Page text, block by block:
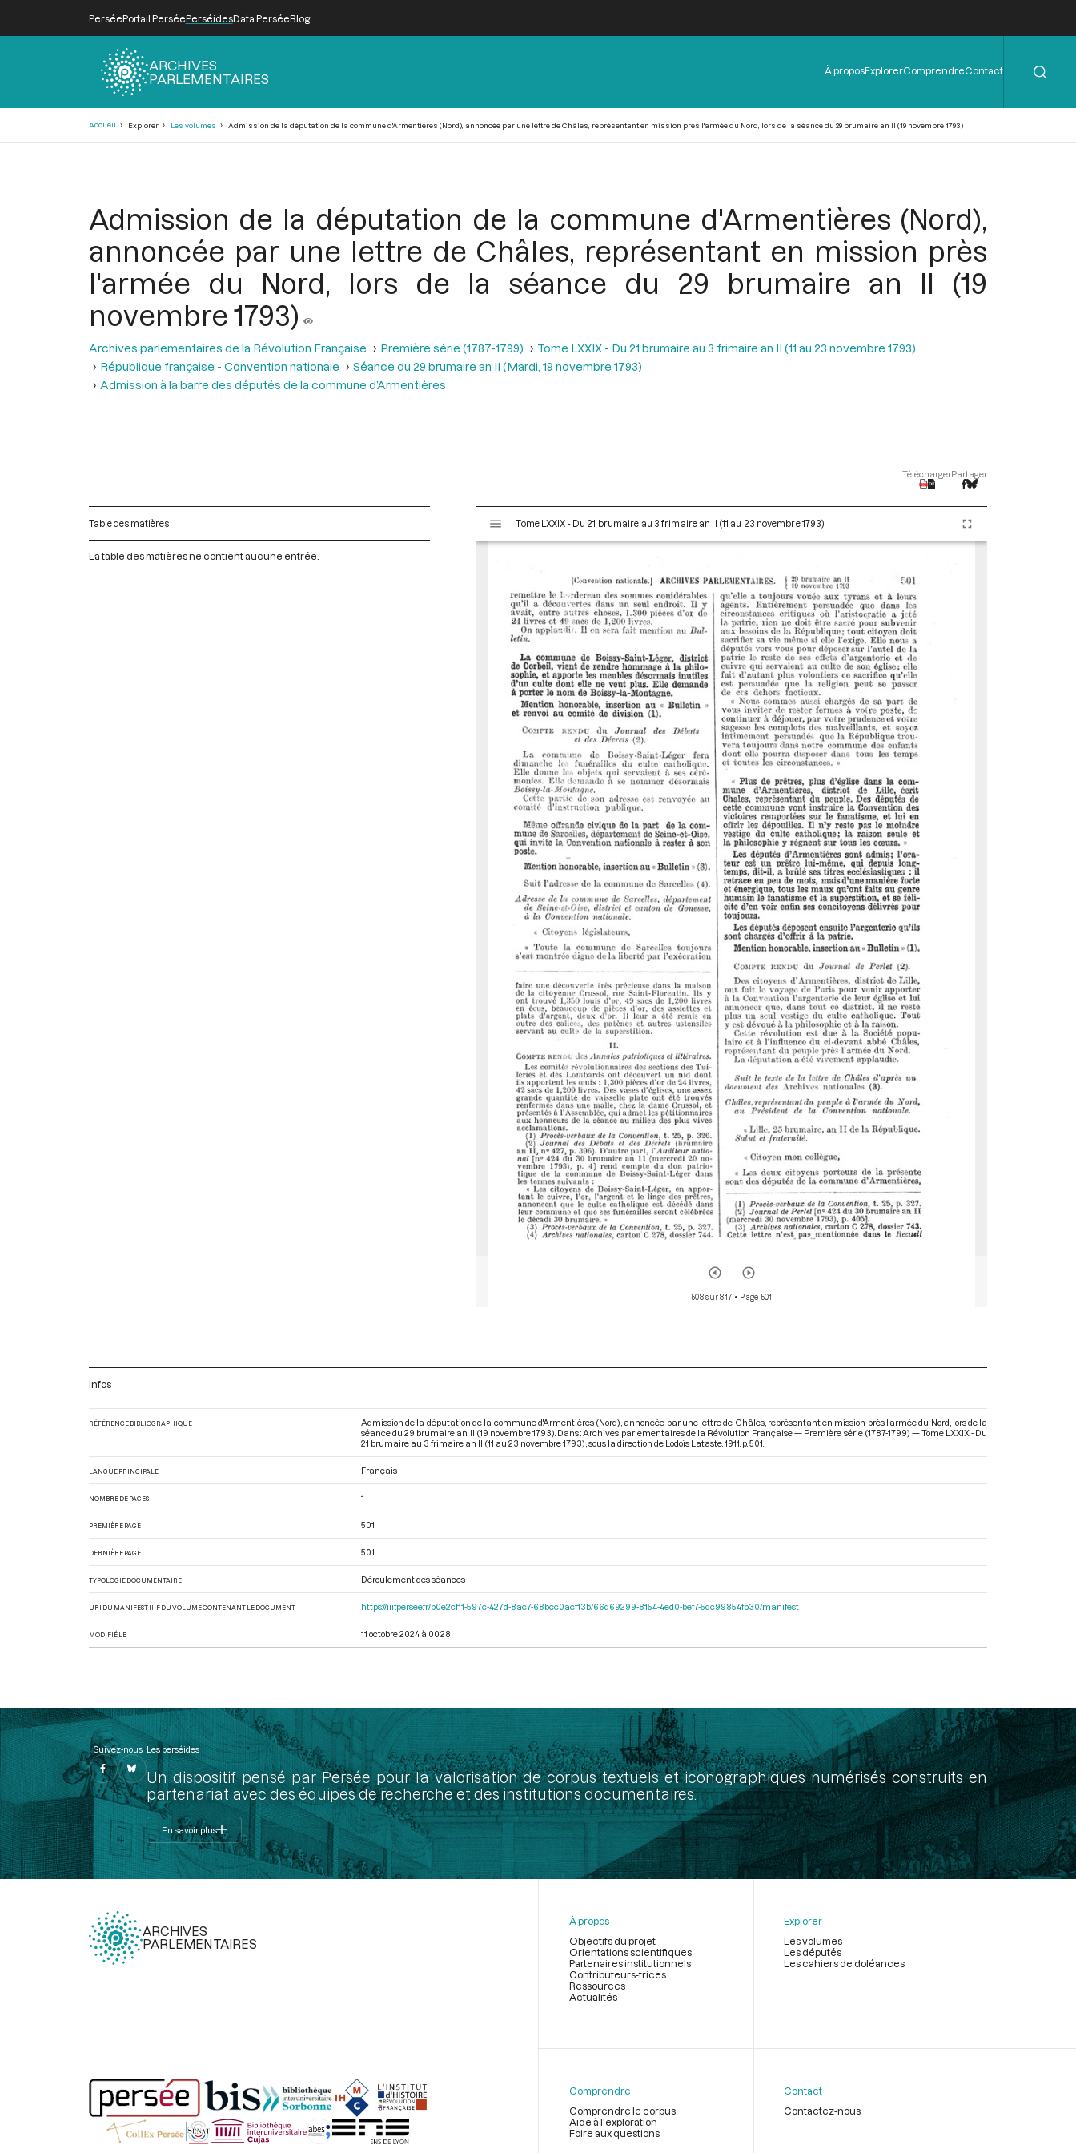
PerséePortail PerséePerséidesData PerséeBlog
ARCHIVES
PARLEMENTAIRES
Menu
de
À proposExplorerComprendreContact
Accueil Explorer Les volumes Admission de la députation de la commune d'Armentières (Nord), annoncée par une lettre de Châles, représentant en mission près l'armée du Nord, lors de la séance du 29 brumaire an II (19 novembre 1793)
Admission de la députation de la commune d'Armentières (Nord),
annoncée par une lettre de Châles, représentant en mission près
l'armée du Nord, lors de la séance du 29 brumaire an II (19
novembre 1793)
Archives parlementaires de la Révolution Française Première série (1787-1799)
Tome LXXIX - Du 21 brumaire au 3 frimaire an II (11 au 23 novembre 1793)
République française - Convention nationale
Séance du 29 brumaire an II (Mardi, 19 novembre 1793)
Admission à la barre des députés de la commune d’Armentières
TéléchargerPartager
Table des matières
La table des matières ne contient aucune entrée.
s
Tome LXXIX - Du 21 brumaire au 3 frimaire an II (11 au 23 novembre 1793)
508 sur 817 • Page 501
Infos
RÉFÉRENCE BIBLIOGRAPHIQUE
Admission de la députation de la commune d'Armentières (Nord), annoncée par une lettre de Châles, représentant en mission près l'armée du Nord, lors de la
séance du 29 brumaire an II (19 novembre 1793). Dans : Archives parlementaires de la Révolution Française — Première série (1787-1799) — Tome LXXIX - Du
21 brumaire au 3 frimaire an II (11 au 23 novembre 1793) , sous la direction de Lodoïs Lataste. 1911. p. 501.
LANGUE PRINCIPALE Français
NOMBRE DE PAGES 1
PREMIÈRE PAGE 501
DERNIÈRE PAGE 501
TYPOLOGIE DOCUMENTAIRE Déroulement des séances
URI DU MANIFEST IIIF DU VOLUME CONTENANT LE DOCUMENT https://iiif.persee.fr/b0e2cf11-597c-427d-8ac7-68bcc0acf13b/66d69299-8154-4ed0-bef7-5dc99854fb30/manifest
MODIFIÉ LE 11 octobre 2024 à 00:28
Suivez-nous Les perséides
Un dispositif pensé par Persée pour la valorisation de corpus textuels et iconographiques numérisés construits en
partenariat avec des équipes de recherche et des institutions documentaires.
En savoir plus
ARCHIVES
PARLEMENTAIRES
page
À propos
Objectifs du projet
Orientations scientifiques
Partenaires institutionnels
Contributeurs-trices
Ressources
Actualités
Explorer
Les volumes
Les députés
Les cahiers de doléances
Comprendre
Comprendre le corpus
Aide à l'exploration
Foire aux questions
Contact
Contactez-nous